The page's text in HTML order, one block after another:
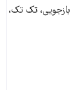
تک تک،